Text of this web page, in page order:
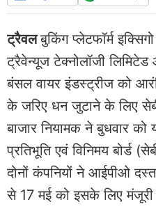
ट्रैवलबुकिंग प्लेटफॉर्म
ट्रैवेन्यूज टेक्नोलॉजी
बंसल वायर इंडस्ट्रीज को
के जरिए धन जुटाने के लिए
बाजार नियामक ने बुधवार को
प्रतिभूति एवं विनिमय बोर्ड
दोनों कंपनियों ने आईपीओ
से 17 मई को इसके लिए मंजूरी